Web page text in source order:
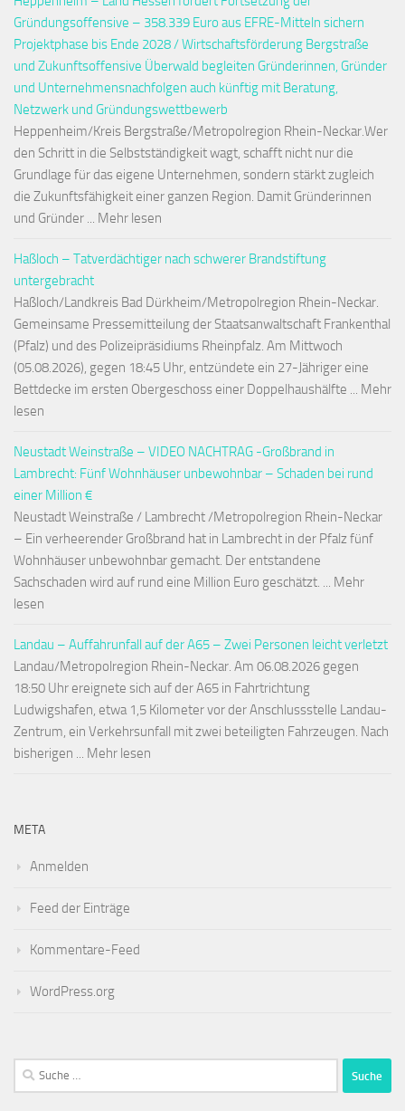
Gründungsoffensive – 358.339 Euro aus EFRE-Mitteln sichern
Projektphase bis Ende 2028 / Wirtschaftsförderung Bergstraße
und Zukunftsoffensive Überwald begleiten Gründerinnen, Gründer
und Unternehmensnachfolgen auch künftig mit Beratung,
Netzwerk und Gründungswettbewerb
Heppenheim/Kreis Bergstraße/Metropolregion Rhein-Neckar.Wer
den Schritt in die Selbstständigkeit wagt, schafft nicht nur die
Grundlage für das eigene Unternehmen, sondern stärkt zugleich
die Zukunftsfähigkeit einer ganzen Region. Damit Gründerinnen
und Gründer ... Mehr lesen
Haßloch – Tatverdächtiger nach schwerer Brandstiftung
untergebracht
Haßloch/Landkreis Bad Dürkheim/Metropolregion Rhein-Neckar.
Gemeinsame Pressemitteilung der Staatsanwaltschaft Frankenthal
(Pfalz) und des Polizeipräsidiums Rheinpfalz. Am Mittwoch
(05.08.2026), gegen 18:45 Uhr, entzündete ein 27-Jähriger eine
Bettdecke im ersten Obergeschoss einer Doppelhaushälfte ... Mehr
lesen
Neustadt Weinstraße – VIDEO NACHTRAG -Großbrand in
Lambrecht: Fünf Wohnhäuser unbewohnbar – Schaden bei rund
einer Million €
Neustadt Weinstraße / Lambrecht /Metropolregion Rhein-Neckar
– Ein verheerender Großbrand hat in Lambrecht in der Pfalz fünf
Wohnhäuser unbewohnbar gemacht. Der entstandene
Sachschaden wird auf rund eine Million Euro geschätzt. ... Mehr
lesen
Landau – Auffahrunfall auf der A65 – Zwei Personen leicht verletzt
Landau/Metropolregion Rhein-Neckar. Am 06.08.2026 gegen
18:50 Uhr ereignete sich auf der A65 in Fahrtrichtung
Ludwigshafen, etwa 1,5 Kilometer vor der Anschlussstelle Landau-
Zentrum, ein Verkehrsunfall mit zwei beteiligten Fahrzeugen. Nach
bisherigen ... Mehr lesen
META
Anmelden
Feed der Einträge
Kommentare-Feed
WordPress.org
Suche
nach: